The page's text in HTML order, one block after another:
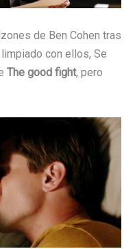
de Ben Cohen tras
con ellos, Se
The good fight, pero